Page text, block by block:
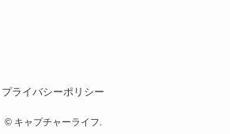
プライバシーポリシー
©キャプチャーライフ.